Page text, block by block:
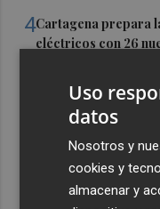
4Cartagena prepara
eléctricos con 26
campa clausurada
Uso
datos
Nosotros y
cookies y
almacenar y